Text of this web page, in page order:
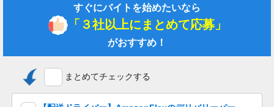
基本給 147,500円
資格手当 28,500円
（介護福祉士）21,500円
夜勤手当 5,000円／回・5回／月
処遇改善手当 21,000円
給与支払日 毎月末日締 翌月25日支払い
昇給あり 年1回
すぐにバイトを始めたいなら
「３社以上にまとめて応募」
がおすすめ！
まとめてチェックする